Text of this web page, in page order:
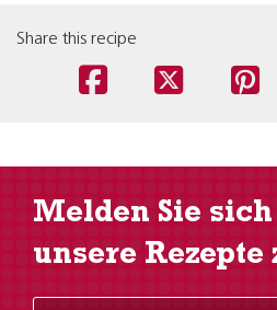
Share this recipe
Melden Sie
unsere
E-Mail Adresse eingeben